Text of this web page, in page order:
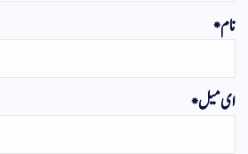
نام*
ای میل*